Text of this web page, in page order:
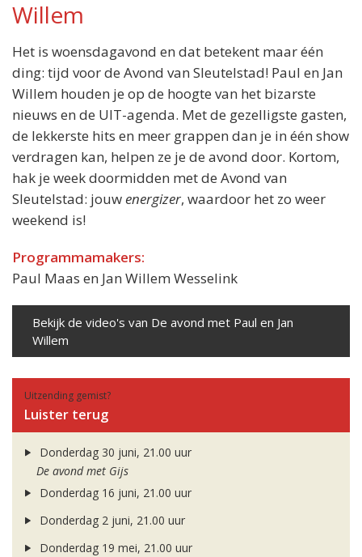
Willem
Het is woensdagavond en dat betekent maar één
ding: tijd voor de Avond van Sleutelstad! Paul en Jan
Willem houden je op de hoogte van het bizarste
nieuws en de UIT-agenda. Met de gezelligste gasten,
de lekkerste hits en meer grappen dan je in één show
verdragen kan, helpen ze je de avond door. Kortom,
hak je week doormidden met de Avond van
Sleutelstad: jouwenergizer, waardoor het zo weer
weekend is!
Programmamakers:
Paul Maas en Jan Willem Wesselink
Bekijk de video's van De avond met Paul en Jan
Willem
Uitzending gemist?
Luister terug
Donderdag 30 juni, 21.00 uur
De avond met Gijs
Donderdag 16 juni, 21.00 uur
Donderdag 2 juni, 21.00 uur
Donderdag 19 mei, 21.00 uur